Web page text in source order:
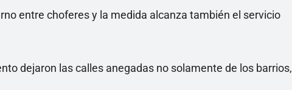
entre choferes y la medida alcanza también el servicio
dejaron las calles anegadas no solamente de los barrios,